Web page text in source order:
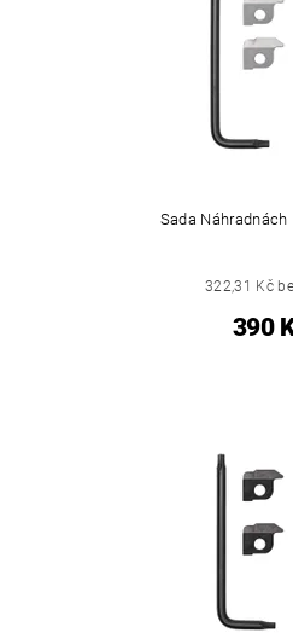
Sada Náhradnách
322,31 Kč
390